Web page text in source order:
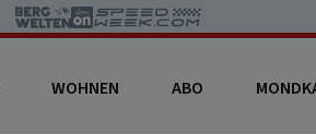
WOHNEN ABO